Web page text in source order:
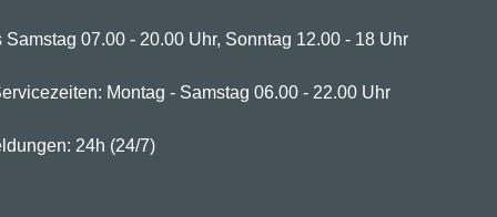
07.00 - 20.00 Uhr, Sonntag 12.00 - 18 Uhr
Montag - Samstag 06.00 - 22.00 Uhr
24h (24/7)